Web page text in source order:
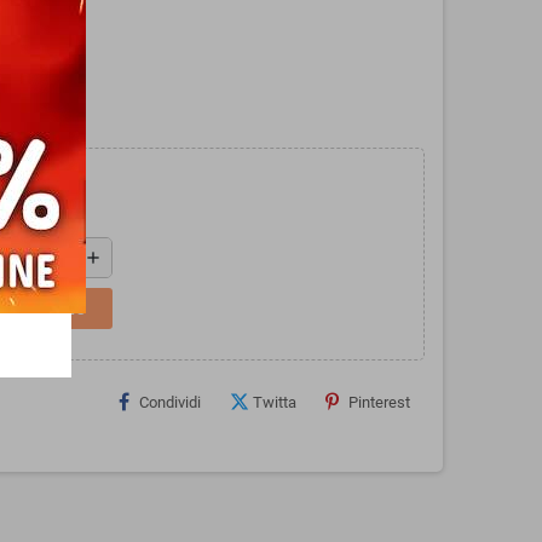
add
Condividi Twitta Pinterest